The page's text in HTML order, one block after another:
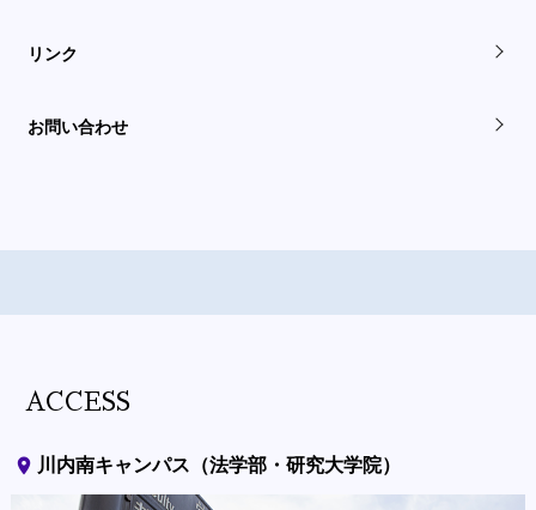
リンク
お問い合わせ
ACCESS
place 川内南キャンパス（法学部・研究大学院）